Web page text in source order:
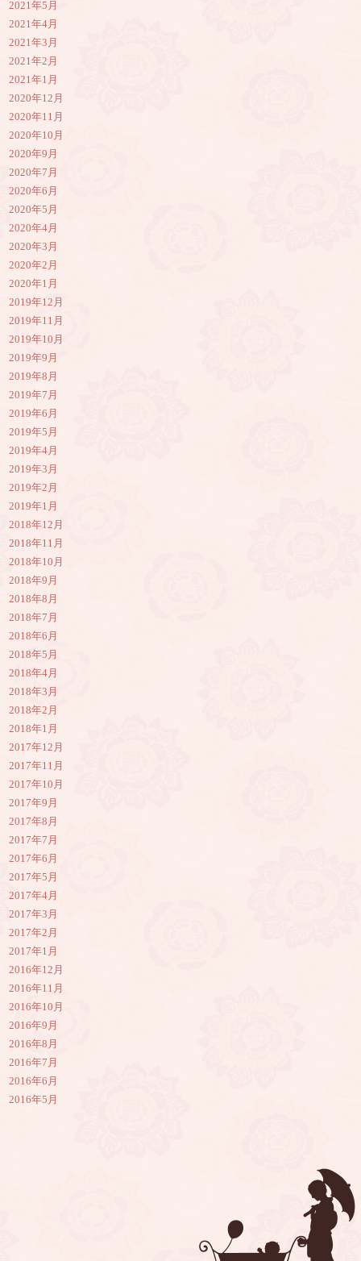
2021年5月
2021年4月
2021年3月
2021年2月
2021年1月
2020年12月
2020年11月
2020年10月
2020年9月
2020年7月
2020年6月
2020年5月
2020年4月
2020年3月
2020年2月
2020年1月
2019年12月
2019年11月
2019年10月
2019年9月
2019年8月
2019年7月
2019年6月
2019年5月
2019年4月
2019年3月
2019年2月
2019年1月
2018年12月
2018年11月
2018年10月
2018年9月
2018年8月
2018年7月
2018年6月
2018年5月
2018年4月
2018年3月
2018年2月
2018年1月
2017年12月
2017年11月
2017年10月
2017年9月
2017年8月
2017年7月
2017年6月
2017年5月
2017年4月
2017年3月
2017年2月
2017年1月
2016年12月
2016年11月
2016年10月
2016年9月
2016年8月
2016年7月
2016年6月
2016年5月